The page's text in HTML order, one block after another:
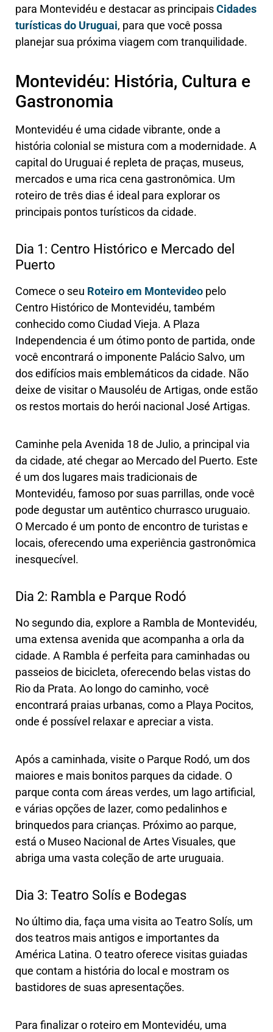
para Montevidéu e destacar as principaisCidades
turísticas do Uruguai, para que você possa
planejar sua próxima viagem com tranquilidade.
Montevidéu: História, Cultura e
Gastronomia
Montevidéu é uma cidade vibrante, onde a
história colonial se mistura com a modernidade. A
capital do Uruguai é repleta de praças, museus,
mercados e uma rica cena gastronômica. Um
roteiro de três dias é ideal para explorar os
principais pontos turísticos da cidade.
Dia 1: Centro Histórico e Mercado del
Puerto
Comece o seu Roteiro em Montevideo pelo
Centro Histórico de Montevidéu, também
conhecido como Ciudad Vieja. A Plaza
Independencia é um ótimo ponto de partida, onde
você encontrará o imponente Palácio Salvo, um
dos edifícios mais emblemáticos da cidade. Não
deixe de visitar o Mausoléu de Artigas, onde estão
os restos mortais do herói nacional José Artigas.
Caminhe pela Avenida 18 de Julio, a principal via
da cidade, até chegar ao Mercado del Puerto. Este
é um dos lugares mais tradicionais de
Montevidéu, famoso por suas parrillas, onde você
pode degustar um autêntico churrasco uruguaio.
O Mercado é um ponto de encontro de turistas e
locais, oferecendo uma experiência gastronômica
inesquecível.
Dia 2: Rambla e Parque Rodó
No segundo dia, explore a Rambla de Montevidéu,
uma extensa avenida que acompanha a orla da
cidade. A Rambla é perfeita para caminhadas ou
passeios de bicicleta, oferecendo belas vistas do
Rio da Prata. Ao longo do caminho, você
encontrará praias urbanas, como a Playa Pocitos,
onde é possível relaxar e apreciar a vista.
Após a caminhada, visite o Parque Rodó, um dos
maiores e mais bonitos parques da cidade. O
parque conta com áreas verdes, um lago artificial,
e várias opções de lazer, como pedalinhos e
brinquedos para crianças. Próximo ao parque,
está o Museo Nacional de Artes Visuales, que
abriga uma vasta coleção de arte uruguaia.
Dia 3: Teatro Solís e Bodegas
No último dia, faça uma visita ao Teatro Solís, um
dos teatros mais antigos e importantes da
América Latina. O teatro oferece visitas guiadas
que contam a história do local e mostram os
bastidores de suas apresentações.
Para finalizar o roteiro em Montevidéu, uma